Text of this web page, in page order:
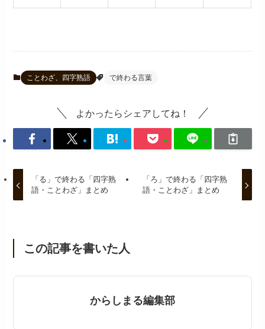
ことわざ、四字熟語 で終わる言葉
よかったらシェアしてね！
「る」で終わる「四字熟
語・ことわざ」まとめ
「ろ」で終わる「四字熟
語・ことわざ」まとめ
この記事を書いた人
からしまる編集部